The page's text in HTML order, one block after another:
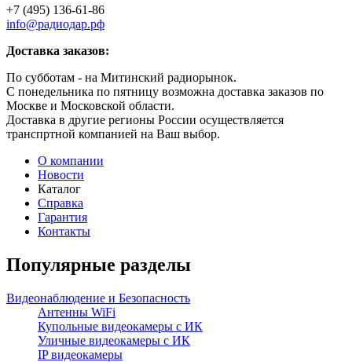
+7 (495) 136-61-86
info@радиодар.рф
Доставка заказов:
По субботам - на Митинский радиорынок.
С понедельника по пятницу возможна доставка заказов по
Москве и Московской области.
Доставка в другие регионы России осуществляется
транспртной компанией на Ваш выбор.
О компании
Новости
Каталог
Справка
Гарантия
Контакты
Популярные разделы
Видеонаблюдение и Безопасность
Антенны WiFi
Купольные видеокамеры с ИК
Уличные видеокамеры с ИК
IP видеокамеры